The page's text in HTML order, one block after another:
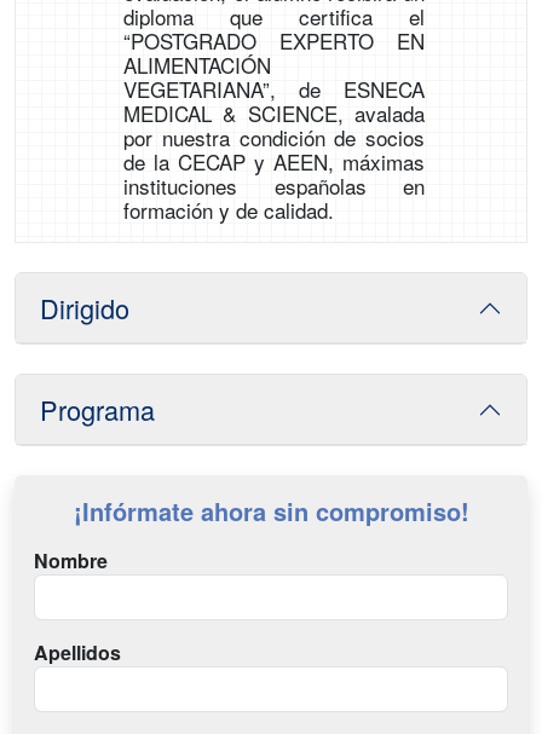
diploma que certifica el
“POSTGRADO EXPERTO EN
ALIMENTACIÓN
VEGETARIANA”, de ESNECA
MEDICAL & SCIENCE, avalada
por nuestra condición de socios
de la CECAP y AEEN, máximas
instituciones españolas en
formación y de calidad.
Dirigido
Programa
¡Infórmate ahora sin compromiso!
Nombre
Apellidos